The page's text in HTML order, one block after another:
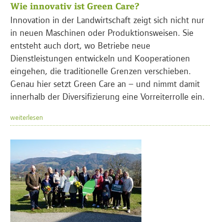
Wie innovativ ist Green Care?
Innovation in der Landwirtschaft zeigt sich nicht nur
in neuen Maschinen oder Produktionsweisen. Sie
entsteht auch dort, wo Betriebe neue
Dienstleistungen entwickeln und Kooperationen
eingehen, die traditionelle Grenzen verschieben.
Genau hier setzt Green Care an – und nimmt damit
innerhalb der Diversifizierung eine Vorreiterrolle ein.
weiterlesen